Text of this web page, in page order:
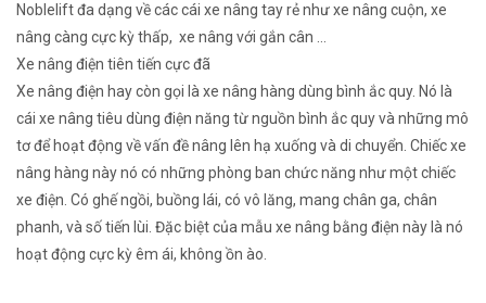
Nobleliftđa dạng vềcáccái xe nâng tayrẻnhư xe nâng cuộn, xe
nâng càng cực kỳthấp, xe nâng với gắn cân …
Xe nâng điện tiên tiến cực đã
Xe nâng điện hay còn gọi là xe nâng hàng dùng bình ắc quy. Nó là
cái xe nâng tiêu dùng điện năng từ nguồn bình ắc quy và những mô
tơ để hoạt động về vấn đề nâng lên hạ xuống và di chuyển. Chiếc xe
nâng hàng này nó có những phòng ban chức năng nhưmộtchiếc
xe điện. Có ghế ngồi, buồng lái, có vô lăng, mang chân ga, chân
phanh, và số tiến lùi. Đặc biệt của mẫu xe nâng bằng điện này là nó
hoạt động cực kỳêm ái, không ồn ào.